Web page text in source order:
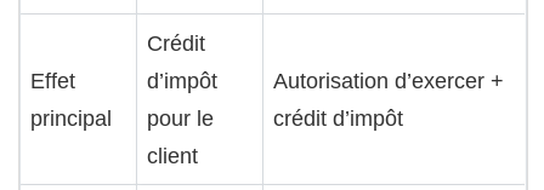
Effet
principal
Crédit
d’impôt
pour le
client
Autorisation d’exercer +
crédit d’impôt